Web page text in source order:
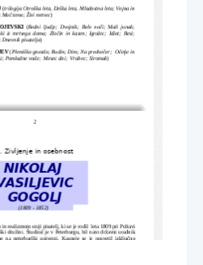
(trilogija Otroška leta, Deška leta, Mladostna leta; Vojna in
teme; Živi mrtvec)
(Bedni ljudje; Dvojnik; Bele noči; Mali junak;
iz mrtvega doma; Zločin in kazen; Igralec; Idiot; Besi;
Dnevnik pisatelja)
(Plemiško gnezdo; Rudin; Dim; Na predvečer;  Očetje in
Pomladne vode;  Mesec dni;  Vrabec; Siromak)
2
Zivljenje in osebnost
NIKOLAJ
GOGOLJ
(1809 - 1852)
in realizmom stoji pisatelj, ki se je rodil  leta 1809 pri Poltavi
družini. Študiral je v Peterburgu, bil nato državni uradnik
na peterburški univerzi. Kasneje se je posvetil izključno